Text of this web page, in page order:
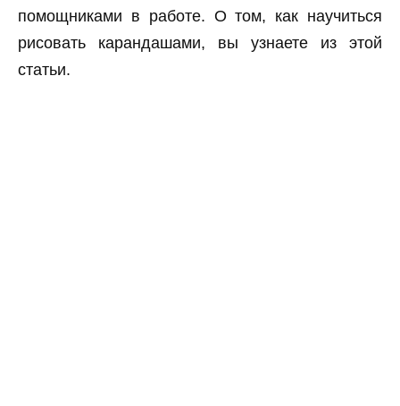
помощниками в работе. О том, как научиться
рисовать карандашами, вы узнаете из этой
статьи.